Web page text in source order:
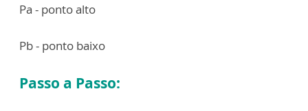
Pa - ponto alto
Pb - ponto baixo
Passo a Passo: